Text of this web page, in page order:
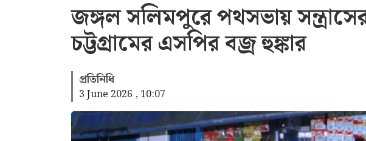
জঙ্গল সলিমপুরে পথসভায়
চট্টগ্রামের এসপির বজ্র হুঙ্কার
প্রতিনিধি
3 June 2026 , 10:07